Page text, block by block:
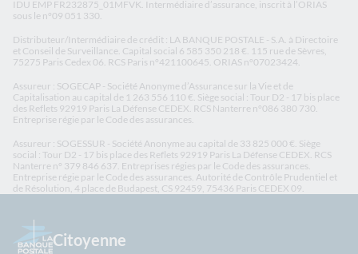
IDU EMP FR232875_01MFVK. Intermédiaire d’assurance, inscrit à l’ORIAS
sous le n°09 051 330.
Distributeur/Intermédiaire de crédit : LA BANQUE POSTALE - S.A. à Directoire
et Conseil de Surveillance. Capital social 6 585 350 218 €. 115 rue de Sèvres,
75275 Paris Cedex 06. RCS Paris n°421100645. ORIAS n°07023424.
Assureur : SOGECAP - Société Anonyme d’Assurance sur la Vie et de
Capitalisation au capital de 1 263 556 110 €. Siège social : Tour D2 - 17 bis place
des Reflets 92919 Paris La Défense CEDEX. RCS Nanterre n°086 380 730.
Entreprise régie par le Code des assurances.
Assureur : SOGESSUR - Société Anonyme au capital de 33 825 000 €. Siège
social : Tour D2 - 17 bis place des Reflets 92919 Paris La Défense CEDEX. RCS
Nanterre n° 379 846 637. Entreprises régies par le Code des assurances.
Entreprise régie par le Code des assurances. Autorité de Contrôle Prudentiel et
de Résolution, 4 place de Budapest, CS 92459, 75436 Paris CEDEX 09.
Citoyenne